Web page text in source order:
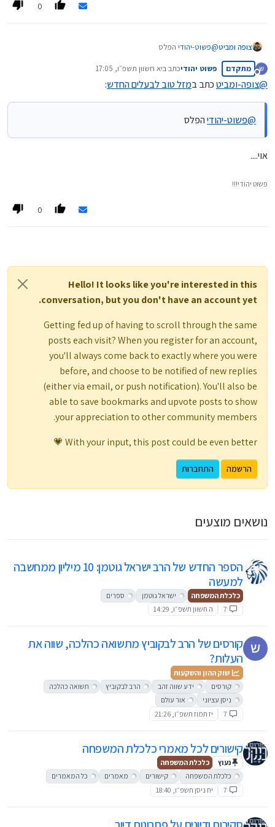
0
צופה ומביט@פשוט-יהודי הפלס
מנותק
מתקדם פשוט יהודיכתב ביא חשוון תשפ״ו, 17:05
נערך לאחרונה על ידי
@צופה-ומביטכתב במזל טוב לבעלים החדש:
@פשוט-יהודיהפלס
אוי....
פשוט יהודי!!!
0
Hello! It looks like you're interested in this
conversation, but you don't have an account yet.
Getting fed up of having to scroll through the same
posts each visit? When you register for an account,
you'll always come back to exactly where you were
before, and choose to be notified of new replies
(either via email, or push notification). You'll also be
able to save bookmarks and upvote posts to show
your appreciation to other community members.
With your input, this post could be even better 💗
הרשמה התחברות
נושאים מוצעים
הספר החדש של הרב ישראל גוטמן: 10 מיליון ממחשבה
למעשה
כלכלת המשפחה ישראל גוטמן
ספרים
7
ה חשוון תשפ״ו, 14:29
קורסים של הרב לבקוביץ מתשואה כהלכה, שווה את
העלות?
שוק ההון והשקעות
קורסים
ידע שווה זהב הרב לבקוביץ
תשואה כהלכה
ניסן עציוני
אור עולם
7
יז תמוז תשפ״ו, 21:26
קישורים לכל מאמרי כלכלת המשפחה
נעוץ
כלכלת המשפחה
כלכלת המשפחה
קישורים מאמרים
כל המאמרים
7
יח ניסן תשפ״ו, 18:40